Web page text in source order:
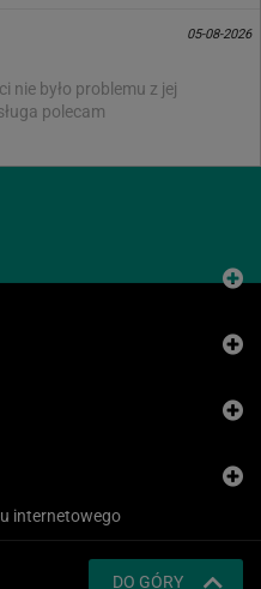
05-08-2026
nie było problemu z jej
polecam
DO GÓRY